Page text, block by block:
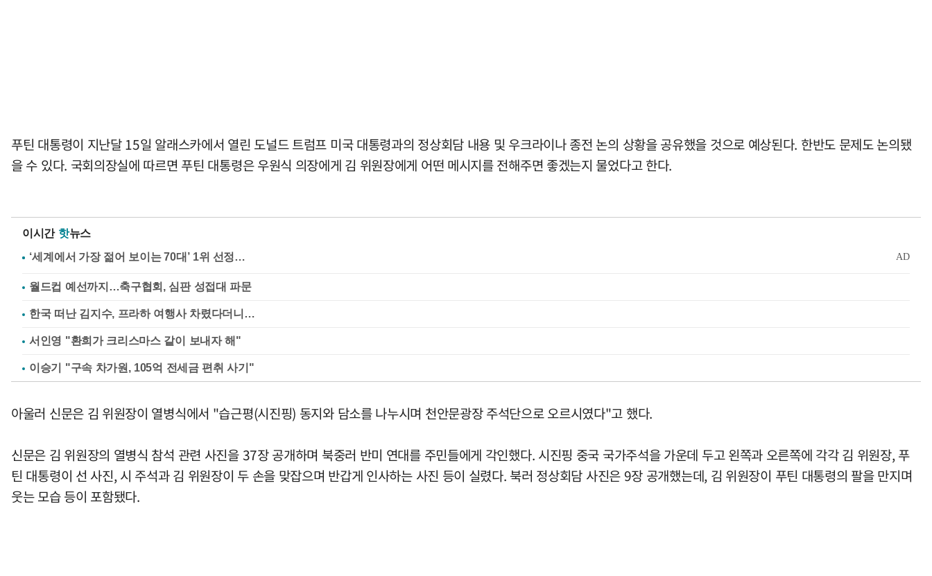
푸틴 대통령이 지난달 15일 알래스카에서 열린 도널드 트럼프 미국 대통령과의 정상회담 내용 및 우크라이나 종전 논의 상황을 공유했을 것으로 예상된다. 한반도 문제도 논의됐
을 수 있다. 국회의장실에 따르면 푸틴 대통령은 우원식 의장에게 김 위원장에게 어떤 메시지를 전해주면 좋겠는지 물었다고 한다.
이시간 핫뉴스
월드컵 예선까지…축구협회, 심판 성접대 파문
한국 떠난 김지수, 프라하 여행사 차렸다더니…
서인영 "환희가 크리스마스 같이 보내자 해"
이승기 "구속 차가원, 105억 전세금 편취 사기"
아울러 신문은 김 위원장이 열병식에서 "습근평(시진핑) 동지와 담소를 나누시며 천안문광장 주석단으로 오르시였다"고 했다.
신문은 김 위원장의 열병식 참석 관련 사진을 37장 공개하며 북중러 반미 연대를 주민들에게 각인했다. 시진핑 중국 국가주석을 가운데 두고 왼쪽과 오른쪽에 각각 김 위원장, 푸
틴 대통령이 선 사진, 시 주석과 김 위원장이 두 손을 맞잡으며 반갑게 인사하는 사진 등이 실렸다. 북러 정상회담 사진은 9장 공개했는데, 김 위원장이 푸틴 대통령의 팔을 만지며
웃는 모습 등이 포함됐다.